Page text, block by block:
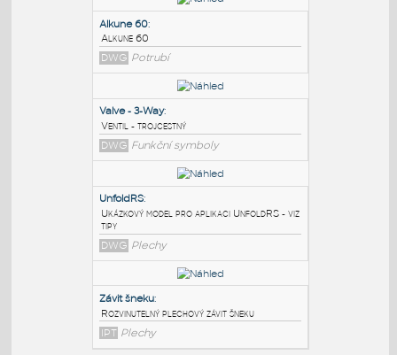
PODOBNÉ BLOKY:
Alkune 60:
DWG
Valve - 3-Way:
Ventil - trojcestný
DWG Funkční symboly